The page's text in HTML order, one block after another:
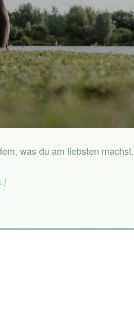
was du am liebsten machst.